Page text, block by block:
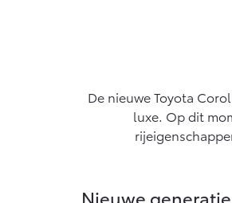
WATERSTOF-
ELEKTRISCH
De nieuwe Toyota
luxe. Op dit
Nieuwe